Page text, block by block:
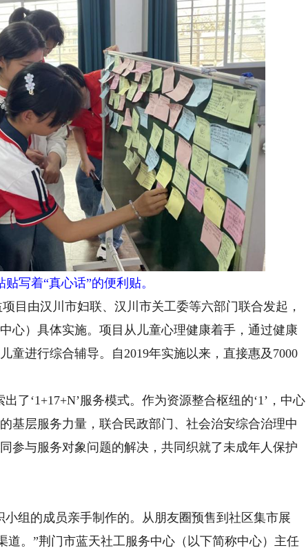
写着“真心话”的便利贴。
由汉川市妇联、汉川市关工委等六部门联合发起，
心）具体实施。项目从儿童心理健康着手，通过健康
童进行综合辅导。自2019年实施以来，直接惠及7000
‘1+17+N’服务模式。作为资源整合枢纽的‘1’，中心
基层服务力量，联合民政部门、社会治安综合治理中
参与服务对象问题的解决，共同织就了未成年人保护
组的成员亲手制作的。从朋友圈预售到社区集市展
道。”荆门市蓝天社工服务中心（以下简称中心）主任